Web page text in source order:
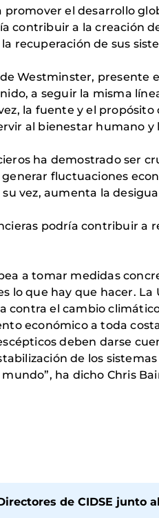
el desarrollo
contribuir a la creación
recuperación de sus
Westminster, presente
a seguir la misma
la fuente y el
al bienestar humano y
ha demostrado ser
fluctuaciones
vez, aumenta la
podría contribuir a
a tomar medidas
lo que hay que hacer.
contra el cambio
económico a toda
deben darse
de los
ha dicho Chris
de CIDSE junto